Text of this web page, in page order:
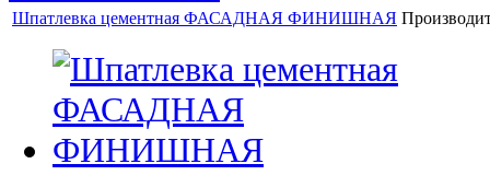
Шпатлевка цементная ФАСАДНАЯ ФИНИШНАЯ